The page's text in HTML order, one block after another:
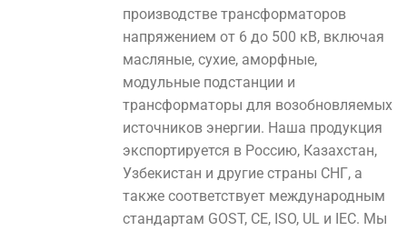
производстве трансформаторов
напряжением от 6 до 500 кВ, включая
масляные, сухие, аморфные,
модульные подстанции и
трансформаторы для возобновляемых
источников энергии. Наша продукция
экспортируется в Россию, Казахстан,
Узбекистан и другие страны СНГ, а
также соответствует международным
стандартам GOST, CE, ISO, UL и IEC. Мы